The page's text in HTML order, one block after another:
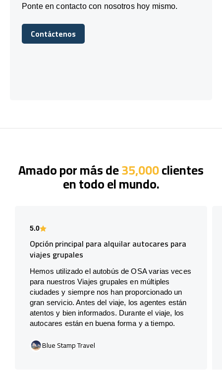
Ponte en contacto con nosotros hoy mismo.
Contáctenos
Contáctenos
Amado por más de35,000clientes
en todo el mundo.
5.0
Opción principal para alquilar autocares para
viajes grupales
Hemos utilizado el autobús de OSA varias veces
para nuestros Viajes grupales en múltiples
ciudades y siempre nos han proporcionado un
gran servicio. Antes del viaje, los agentes están
atentos y bien informados. Durante el viaje, los
autocares están en buena forma y a tiempo.
Blue Stamp Travel